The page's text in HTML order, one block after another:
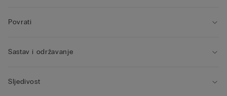
Povrati
Sastav i održavanje
Sljedivost